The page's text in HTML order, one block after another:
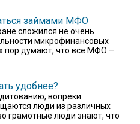
займами МФО
сложился не очень
микрофинансовых
пор думают, что все МФО –
удобнее?
вопреки
люди из различных
грамотные люди знают, что